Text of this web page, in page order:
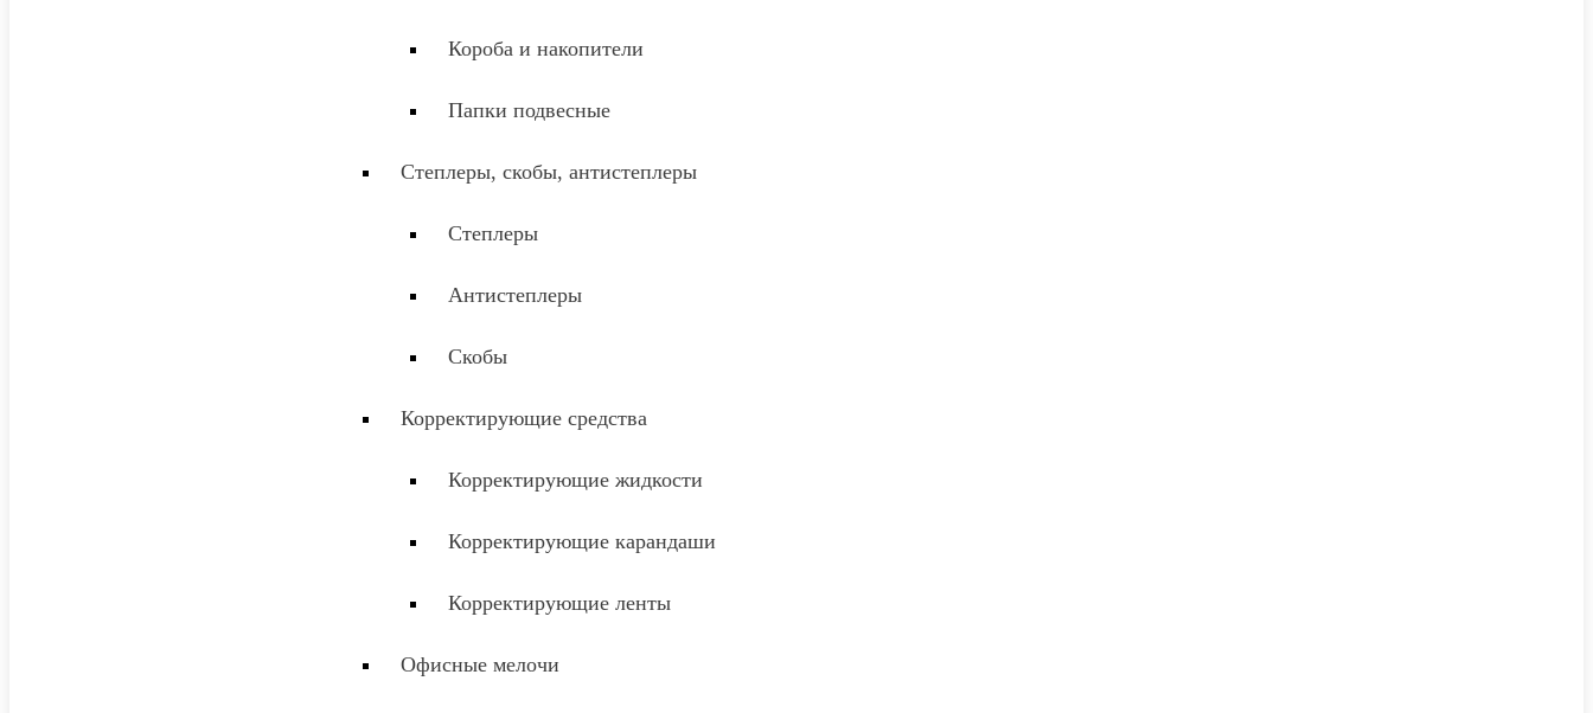
Короба и накопители
Папки подвесные
Степлеры, скобы, антистеплеры
Степлеры
Антистеплеры
Скобы
Корректирующие средства
Корректирующие жидкости
Корректирующие карандаши
Корректирующие ленты
Офисные мелочи